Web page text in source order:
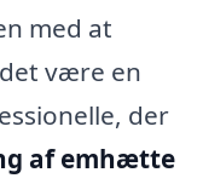
med at
være en
der
af emhætte